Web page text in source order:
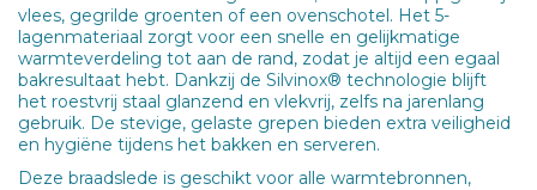
vlees, gegrilde groenten of een ovenschotel. Het 5-
lagenmateriaal zorgt voor een snelle en gelijkmatige
warmteverdeling tot aan de rand, zodat je altijd een egaal
bakresultaat hebt. Dankzij de Silvinox® technologie blijft
het roestvrij staal glanzend en vlekvrij, zelfs na jarenlang
gebruik. De stevige, gelaste grepen bieden extra veiligheid
en hygiëne tijdens het bakken en serveren.
Deze braadslede is geschikt voor alle warmtebronnen,